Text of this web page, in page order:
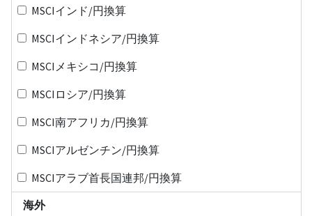
MSCIインド/円換算
MSCIインドネシア/円換算
MSCIメキシコ/円換算
MSCIロシア/円換算
MSCI南アフリカ/円換算
MSCIアルゼンチン/円換算
MSCIアラブ首長国連邦/円換算
海外